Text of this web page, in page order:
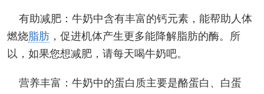
有助减肥：牛奶中含有丰富的钙元素，能帮助人体
燃烧脂肪 ，促进机体产生更多能降解脂肪的酶。所
以，如果您想减肥，请每天喝牛奶吧。
营养丰富：牛奶中的蛋白质主要是酪蛋白、白蛋